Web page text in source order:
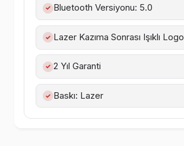
✓ Bluetooth Versiyonu: 5.0
✓ Lazer Kazıma Sonrası Işıklı Logo
✓ 2 Yıl Garanti
✓ Baskı: Lazer